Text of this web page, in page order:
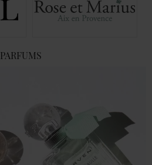
PARFUMS